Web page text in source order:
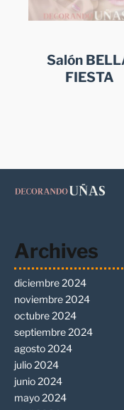
Salón
FIESTA
Archives
diciembre 2024
noviembre 2024
octubre 2024
septiembre 2024
agosto 2024
julio 2024
junio 2024
mayo 2024